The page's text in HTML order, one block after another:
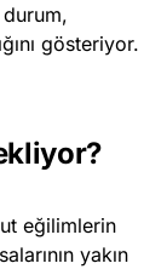
durum,
gösteriyor.
eğilimlerin
yakın